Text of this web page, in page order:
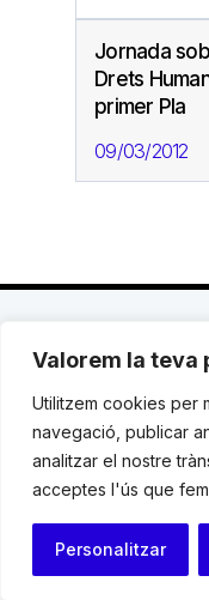
Valorem la teva
Utilitzem cookies per
navegació, publicar
analitzar el nostre
acceptes l'ús que
Personalitzar
Jornada
Drets
primer Pla
09/03/2012
C. Avinyó 44, 2n
119 03 72|
© Institut de
Avis legal|
Programació